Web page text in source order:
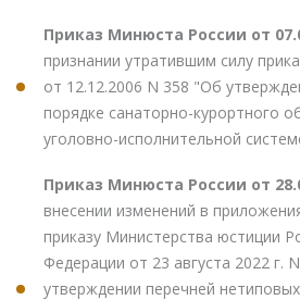
Приказ Минюста России от
признании утратившим силу
от 12.12.2006 N 358 "Об
порядке санаторно-курортного
уголовно-исполнительной
Приказ Минюста России от
внесении изменений в
приказу Министерства юстиции
Федерации от 23 августа 2022 г.
утверждении перечней